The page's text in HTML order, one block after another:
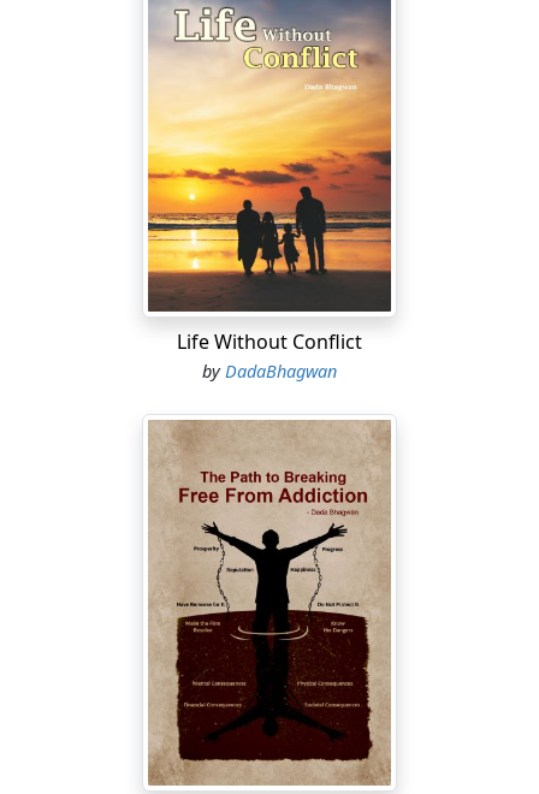
Life Without Conflict
byDadaBhagwan